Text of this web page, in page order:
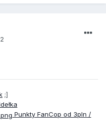
;]
Punkty FanCop od 3pln /